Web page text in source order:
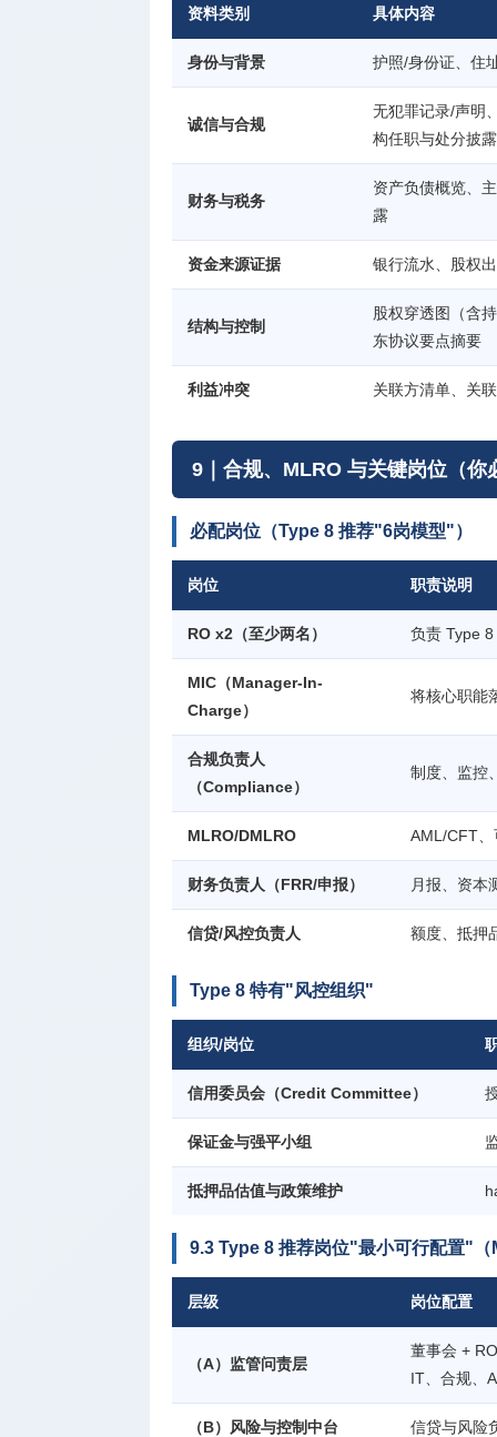
资料类别 具体内容
身份与背景 护照/身份证、住
诚信与合规
无犯罪记录/声明
构任职与处分披露
财务与税务
资产负债概览、
露
资金来源证据 银行流水、股权
结构与控制
股权穿透图（含
东协议要点摘要
利益冲突 关联方清单、关
9｜合规、MLRO 与关键岗位（你
必配岗位（Type 8 推荐"6岗模型"）
岗位 职责说明
RO x2（至少两名） 负责 Type
MIC（Manager-In-
Charge）
将核心职能
合规负责人
（Compliance）
制度、监控
MLRO/DMLRO AML/CFT
财务负责人（FRR/申报） 月报、资本
信贷/风控负责人 额度、抵押
Type 8 特有"风控组织"
组织/岗位
信用委员会（Credit Committee）
保证金与强平小组
抵押品估值与政策维护
9.3 Type 8 推荐岗位"最小可行配置"（
层级 岗位配置
（A）监管问责层
董事会 +
IT、合规、
（B）风险与控制中台 信贷与风险